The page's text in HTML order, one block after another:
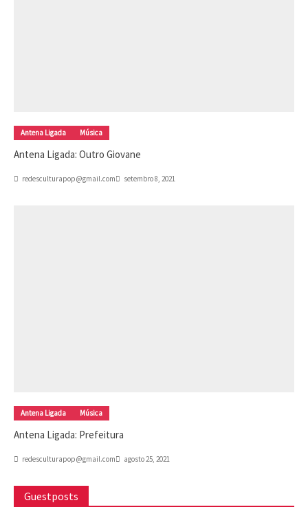
Antena Ligada Música
Antena Ligada: Outro Giovane
redesculturapop@gmail.com setembro 8, 2021
Antena Ligada Música
Antena Ligada: Prefeitura
redesculturapop@gmail.com agosto 25, 2021
Guestposts